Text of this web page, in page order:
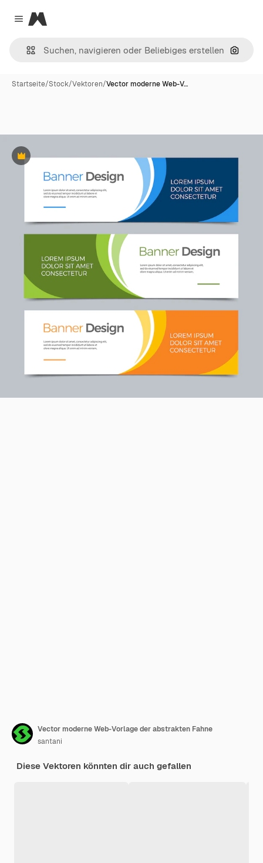
Close menu
Magnific
Nach
Startseite/Stock/Vektoren/Vector moderne Web-V…
Premium
Vector moderne Web-Vorlage der abstrakten Fahne
santani
Diese Vektoren könnten dir auch gefallen